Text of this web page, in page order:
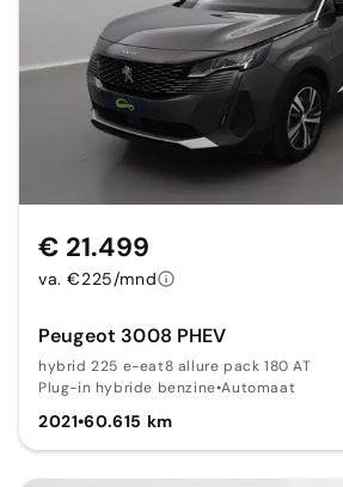
Peugeot 3008 PHEV
hybrid 225 e-eat8 allure pack 180 AT
Plug-in hybride benzine•Automaat
2021•60.615 km
€ 21.499
va. €225/mnd